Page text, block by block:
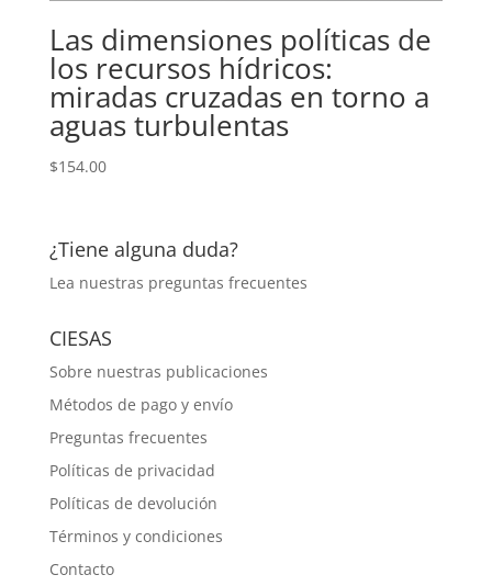
Las dimensiones políticas de
los recursos hídricos:
miradas cruzadas en torno a
aguas turbulentas
$154.00
¿Tiene alguna duda?
Lea nuestras preguntas frecuentes
CIESAS
Sobre nuestras publicaciones
Métodos de pago y envío
Preguntas frecuentes
Políticas de privacidad
Políticas de devolución
Términos y condiciones
Contacto